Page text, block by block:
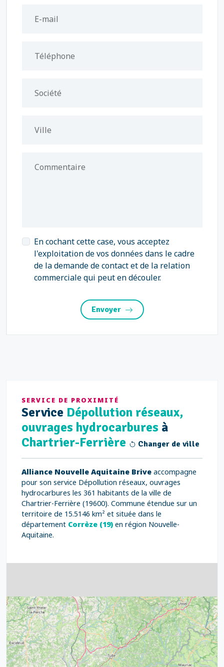
E-mail
Téléphone
Société
Ville
Commentaire
En cochant cette case, vous acceptez
l'exploitation de vos données dans le cadre
de la demande de contact et de la relation
commerciale qui peut en découler.
Envoyer
SERVICE DE PROXIMITÉ
Service Dépollution réseaux,
ouvrages hydrocarbures à
Chartrier-Ferrière
Changer de ville
Alliance Nouvelle Aquitaine Brive accompagne
pour son service Dépollution réseaux, ouvrages
hydrocarbures les 361 habitants de la ville de
Chartrier-Ferrière (19600). Commune étendue sur un
territoire de 15.5146 km² et située dans le
département Corrèze (19) en région Nouvelle-
Aquitaine.
4
32
39